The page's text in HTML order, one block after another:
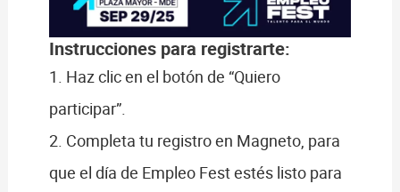
Instrucciones para registrarte:
1. Haz clic en el botón de “Quiero
participar”.
2. Completa tu registro en Magneto, para
que el día de Empleo Fest estés listo para